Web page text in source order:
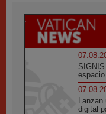
digital